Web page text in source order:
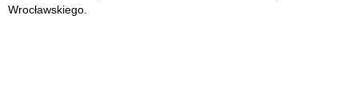
Wrocławskiego.